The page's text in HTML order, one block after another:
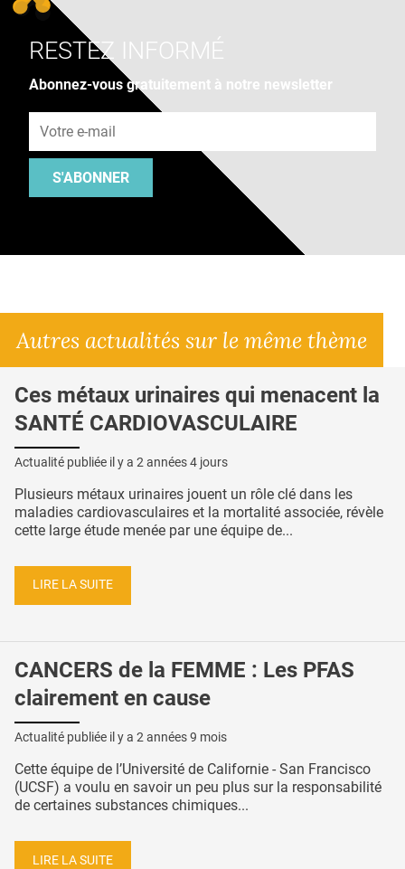
RESTEZ INFORMÉ
Abonnez-vous gratuitement à notre newsletter
S'ABONNER
Autres actualités sur le même thème
Ces métaux urinaires qui menacent la
SANTÉ CARDIOVASCULAIRE
Actualité publiée il y a 2 années 4 jours
Plusieurs métaux urinaires jouent un rôle clé dans les
maladies cardiovasculaires et la mortalité associée, révèle
cette large étude menée par une équipe de...
LIRE LA SUITE
CANCERS de la FEMME : Les PFAS
clairement en cause
Actualité publiée il y a 2 années 9 mois
Cette équipe de l’Université de Californie - San Francisco
(UCSF) a voulu en savoir un peu plus sur la responsabilité
de certaines substances chimiques...
LIRE LA SUITE